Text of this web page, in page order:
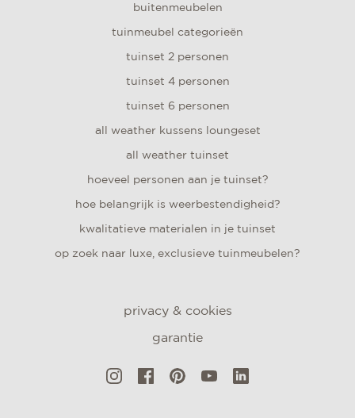
buitenmeubelen
tuinmeubel categorieën
tuinset 2 personen
tuinset 4 personen
tuinset 6 personen
all weather kussens loungeset
all weather tuinset
hoeveel personen aan je tuinset?
hoe belangrijk is weerbestendigheid?
kwalitatieve materialen in je tuinset
op zoek naar luxe, exclusieve tuinmeubelen?
privacy & cookies
garantie